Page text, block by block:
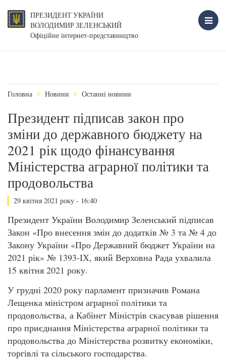
ПРЕЗИДЕНТ УКРАЇНИ
ВОЛОДИМИР ЗЕЛЕНСЬКИЙ
Офіційне інтернет-представництво
Головна Новини Останні новини
Президент підписав закон про
зміни до державного бюджету на
2021 рік щодо фінансування
Міністерства аграрної політики та
продовольства
29 квітня 2021 року - 16:40
Президент України Володимир Зеленський підписав
Закон «Про внесення змін до додатків № 3 та № 4 до
Закону України «Про Державний бюджет України на
2021 рік» № 1393-ІХ, який Верховна Рада ухвалила
15 квітня 2021 року.
У грудні 2020 року парламент призначив Романа
Лещенка міністром аграрної політики та
продовольства, а Кабінет Міністрів скасував рішення
про приєднання Міністерства аграрної політики та
продовольства до Міністерства розвитку економіки,
торгівлі та сільського господарства.